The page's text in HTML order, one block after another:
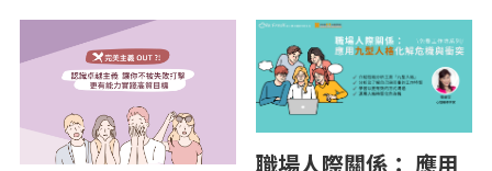
職場人際關係： 應用